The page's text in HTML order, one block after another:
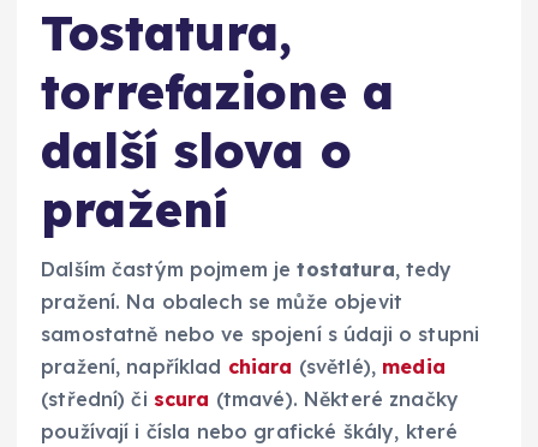
Tostatura,
torrefazione a
další slova o
pražení
Dalším častým pojmem jetostatura, tedy
pražení. Na obalech se může objevit
samostatně nebo ve spojení s údaji o stupni
pražení, například chiara (světlé), media
(střední) či scura (tmavé). Některé značky
používají i čísla nebo grafické škály, které